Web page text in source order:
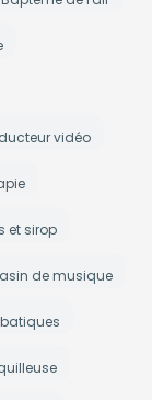
vidéo
et sirop
de musique